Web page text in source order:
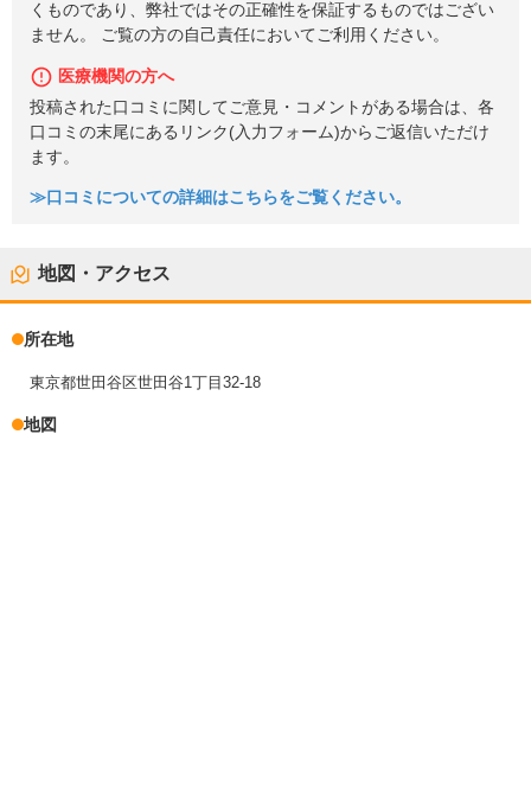
くものであり、弊社ではその正確性を保証するものではござい
ません。 ご覧の方の自己責任においてご利用ください。
医療機関の方へ
投稿された口コミに関してご意見・コメントがある場合は、各
口コミの末尾にあるリンク(入力フォーム)からご返信いただけ
ます。
≫口コミについての詳細はこちらをご覧ください。
地図・アクセス
所在地
東京都世田谷区世田谷1丁目32-18
地図